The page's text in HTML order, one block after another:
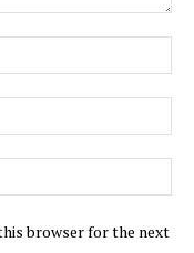
browser for the next